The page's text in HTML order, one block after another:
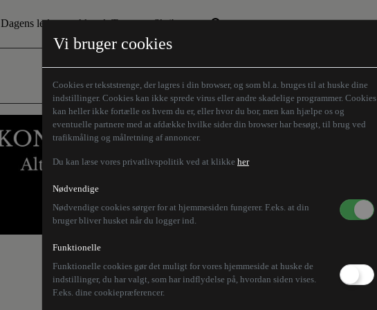
Vi bruger cookies
Cookies er tekststrenge, der lagres i din browser, og som bl.a. bruges til at huske dine
indstillinger. Cookies kan ikke sprede virus eller andre skadelige programmer. Cookies
kan heller ikke fortælle os hvem du er, eller hvor du bor, men kan hjælpe os og
eventuelle partnere med at afdække hvilke sider din browser har besøgt, til brug ved
trafikmåling og målretning af annoncer.
Du kan læse vores privatlivspolitik ved at klikke her
Nødvendige
Nødvendige cookies sørger for at hjemmesiden fungerer. F.eks. at din
bruger bliver husket når du logger ind.
Funktionelle
Funktionelle cookies gør det muligt for vores hjemmeside at huske de
indstillinger, du har valgt, som har indflydelse på, hvordan siden vises.
F.eks. dine cookiepræferencer.
Dagens leder Aktuelt Tema
Den borgelige brille
Humaniora forfra
Store Danskere
Skribenter
Z-aksen